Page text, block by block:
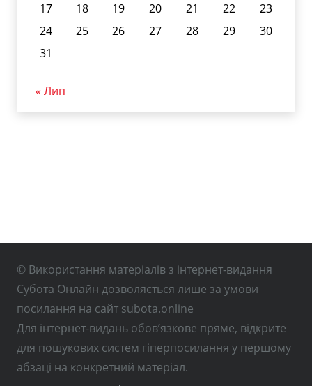
17
18 19 20 21 22
23
24
25 26 27 28 29
30
31
« Лип
© Використання матеріалів з інтернет-видання
Субота Онлайн дозволяється лише за умови
посилання на сайт subota.online
Для інтернет-видань обов’язкове пряме, відкрите
для пошукових систем гіперпосилання у першому
абзаці на конкретний матеріал.